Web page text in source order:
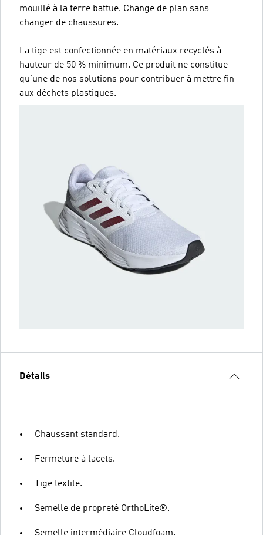
mouillé à la terre battue. Change de plan sans
changer de chaussures.
La tige est confectionnée en matériaux recyclés à
hauteur de 50 % minimum. Ce produit ne constitue
qu'une de nos solutions pour contribuer à mettre fin
aux déchets plastiques.
Détails
Chaussant standard.
Fermeture à lacets.
Tige textile.
Semelle de propreté OrthoLite®.